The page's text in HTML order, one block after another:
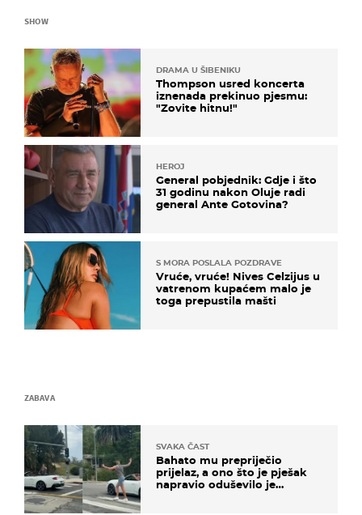
SHOW
DRAMA U ŠIBENIKU
Thompson usred koncerta
iznenada prekinuo pjesmu:
"Zovite hitnu!"
HEROJ
General pobjednik: Gdje i što
31 godinu nakon Oluje radi
general Ante Gotovina?
S MORA POSLALA POZDRAVE
Vruće, vruće! Nives Celzijus u
vatrenom kupaćem malo je
toga prepustila mašti
ZABAVA
SVAKA ČAST
Bahato mu prepriječio
prijelaz, a ono što je pješak
napravio oduševilo je